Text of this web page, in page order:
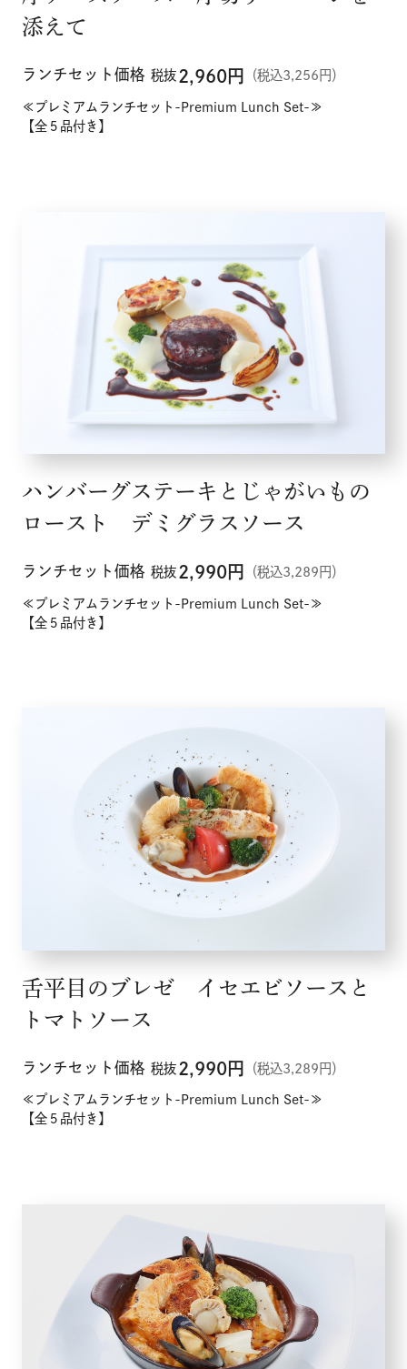
メニュー
こだわり
お知らせ
企業情報
添えて
ランチセット価格 税抜 2,960円 （税込3,256円）
≪プレミアムランチセット-Premium Lunch Set-≫
【全５品付き】
ハンバーグステーキとじゃがいもの
ロースト デミグラスソース
ランチセット価格 税抜 2,990円 （税込3,289円）
≪プレミアムランチセット-Premium Lunch Set-≫
【全５品付き】
舌平目のブレゼ イセエビソースと
トマトソース
ランチセット価格 税抜 2,990円 （税込3,289円）
≪プレミアムランチセット-Premium Lunch Set-≫
【全５品付き】